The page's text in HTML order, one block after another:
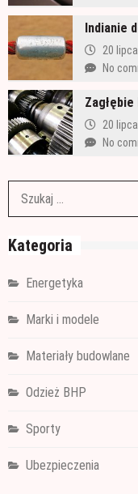
Indianie
20
No
20
No
Kategoria
Energetyka
Marki i modele
Materiały budowlane
Odzież BHP
Sporty
Ubezpieczenia